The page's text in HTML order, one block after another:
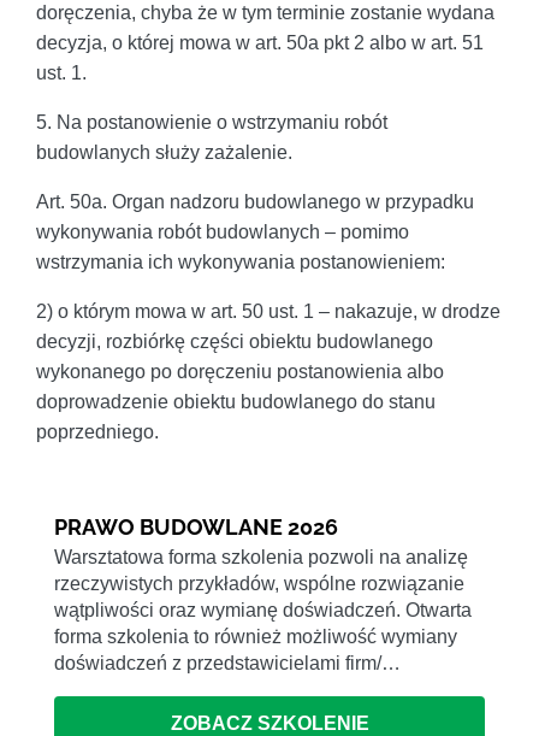
doręczenia, chyba że w tym terminie zostanie wydana
decyzja, o której mowa w art. 50a pkt 2 albo w art. 51
ust. 1.
5. Na postanowienie o wstrzymaniu robót
budowlanych służy zażalenie.
Art. 50a. Organ nadzoru budowlanego w przypadku
wykonywania robót budowlanych – pomimo
wstrzymania ich wykonywania postanowieniem:
2) o którym mowa w art. 50 ust. 1 – nakazuje, w drodze
decyzji, rozbiórkę części obiektu budowlanego
wykonanego po doręczeniu postanowienia albo
doprowadzenie obiektu budowlanego do stanu
poprzedniego.
PRAWO BUDOWLANE 2026
Warsztatowa forma szkolenia pozwoli na analizę
rzeczywistych przykładów, wspólne rozwiązanie
wątpliwości oraz wymianę doświadczeń. Otwarta
forma szkolenia to również możliwość wymiany
doświadczeń z przedstawicielami firm/…
ZOBACZ SZKOLENIE